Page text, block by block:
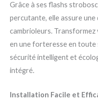
Grâce à ses flashs
percutante, elle assure une
cambrioleurs.
en une forteresse en toute
sécurité intelligent et
intégré.
Installation Facile et